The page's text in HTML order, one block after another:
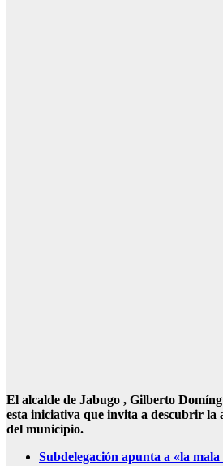
El alcalde de Jabugo , Gilberto
esta iniciativa que invita a descubrir la
del municipio.
Subdelegación apunta a «la